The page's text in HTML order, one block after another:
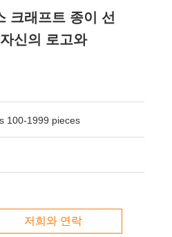
크래프트 종이 선
신의 로고와
100-1999 pieces
저희와 연락